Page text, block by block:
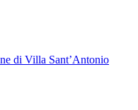
di Villa Sant’Antonio